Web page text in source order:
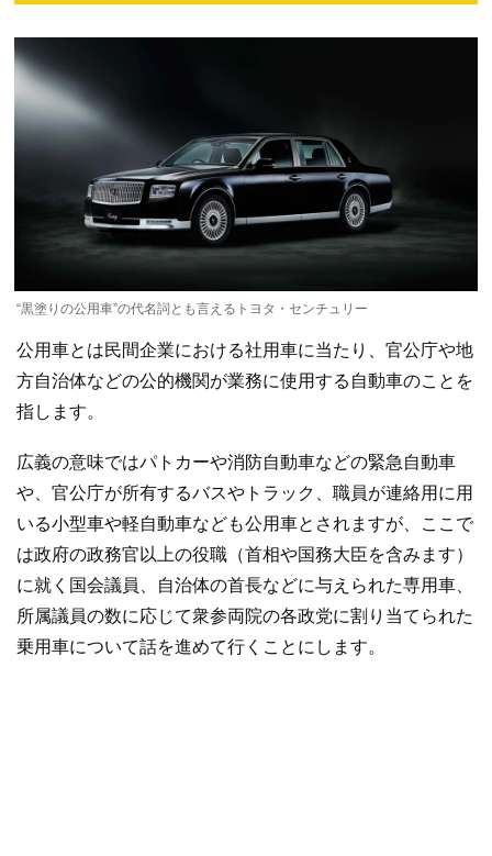
“黒塗りの公用車”の代名詞とも言えるトヨタ・センチュリー
公用車とは民間企業における社用車に当たり、官公庁や地
方自治体などの公的機関が業務に使用する自動車のことを
指します。
広義の意味ではパトカーや消防自動車などの緊急自動車
や、官公庁が所有するバスやトラック、職員が連絡用に用
いる小型車や軽自動車なども公用車とされますが、ここで
は政府の政務官以上の役職（首相や国務大臣を含みます）
に就く国会議員、自治体の首長などに与えられた専用車、
所属議員の数に応じて衆参両院の各政党に割り当てられた
乗用車について話を進めて行くことにします。